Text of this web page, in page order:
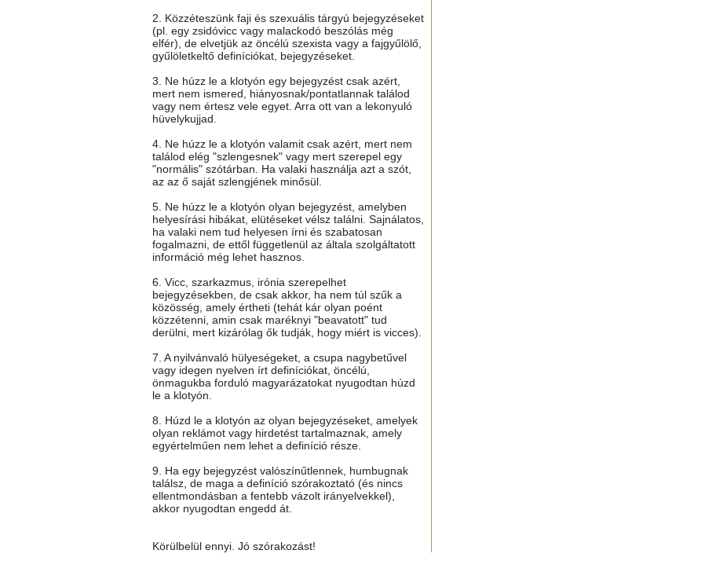
2. Közzéteszünk faji és szexuális tárgyú bejegyzéseket
(pl. egy zsidóvicc vagy malackodó beszólás még
elfér), de elvetjük az öncélú szexista vagy a fajgyűlölő,
gyűlöletkeltő definíciókat, bejegyzéseket.
3. Ne húzz le a klotyón egy bejegyzést csak azért,
mert nem ismered, hiányosnak/pontatlannak találod
vagy nem értesz vele egyet. Arra ott van a lekonyuló
hüvelykujjad.
4. Ne húzz le a klotyón valamit csak azért, mert nem
találod elég "szlengesnek" vagy mert szerepel egy
"normális" szótárban. Ha valaki használja azt a szót,
az az ő saját szlengjének minősül.
5. Ne húzz le a klotyón olyan bejegyzést, amelyben
helyesírási hibákat, elütéseket vélsz találni. Sajnálatos,
ha valaki nem tud helyesen írni és szabatosan
fogalmazni, de ettől függetlenül az általa szolgáltatott
információ még lehet hasznos.
6. Vicc, szarkazmus, irónia szerepelhet
bejegyzésekben, de csak akkor, ha nem túl szűk a
közösség, amely értheti (tehát kár olyan poént
közzétenni, amin csak maréknyi "beavatott" tud
derülni, mert kizárólag ők tudják, hogy miért is vicces).
7. A nyilvánvaló hülyeségeket, a csupa nagybetűvel
vagy idegen nyelven írt definíciókat, öncélú,
önmagukba forduló magyarázatokat nyugodtan húzd
le a klotyón.
8. Húzd le a klotyón az olyan bejegyzéseket, amelyek
olyan reklámot vagy hirdetést tartalmaznak, amely
egyértelműen nem lehet a definíció része.
9. Ha egy bejegyzést valószínűtlennek, humbugnak
találsz, de maga a definíció szórakoztató (és nincs
ellentmondásban a fentebb vázolt irányelvekkel),
akkor nyugodtan engedd át.
Körülbelül ennyi. Jó szórakozást!